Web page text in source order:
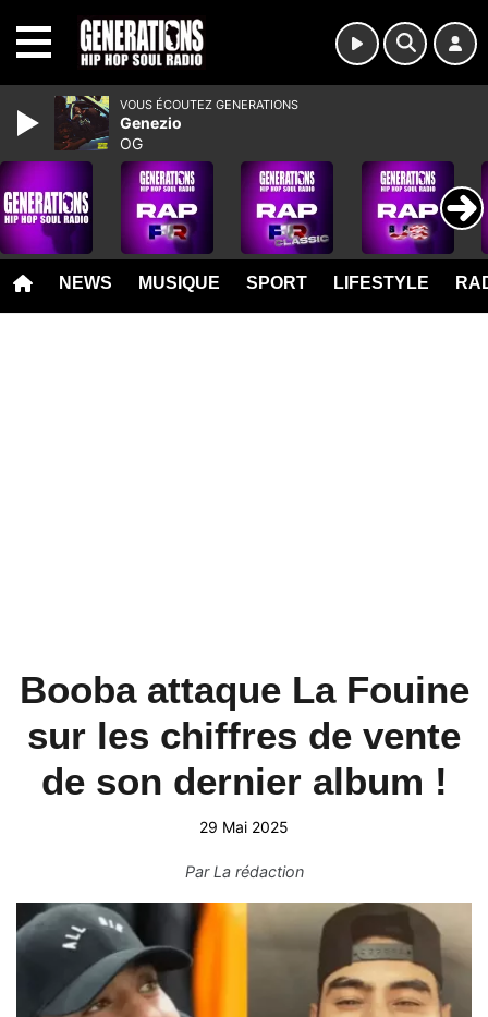
NEWS MUSIQUE SPORT LIFESTYLE
Booba attaque La Fouine
sur les chiffres de vente
de son dernier album !
29 Mai 2025
ParLa rédaction
VOUS ÉCOUTEZ GENERATIONS
Genezio
OG